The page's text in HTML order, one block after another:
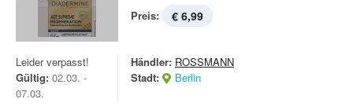
Preis: € 6,99
Leider verpasst!
Gültig: 02.03. -
07.03.
Händler: ROSSMANN
Stadt:
Berlin